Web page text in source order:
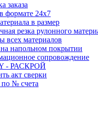
заказа
формате 24х7
в размер
резка рулонного
всех материалов
напольном покрытии
сопровождение
- РАСКРОЙ
акт сверки
№ счета